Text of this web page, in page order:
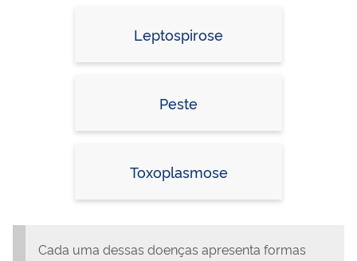
Leptospirose
Peste
Toxoplasmose
Cada uma dessas doenças apresenta formas